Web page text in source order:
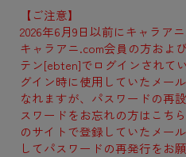
【ご注意】
2026年6月9日以前にキャラア
キャラアニ.com会員の方およ
テン[ebten]でログインされて
グイン時に使用していたメー
なれますが、パスワードの再
スワードをお忘れの方はこち
のサイトで登録していたメー
してパスワードの再発行をお